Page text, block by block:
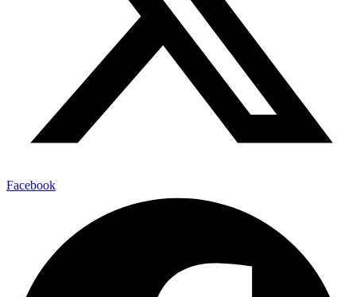
Facebook